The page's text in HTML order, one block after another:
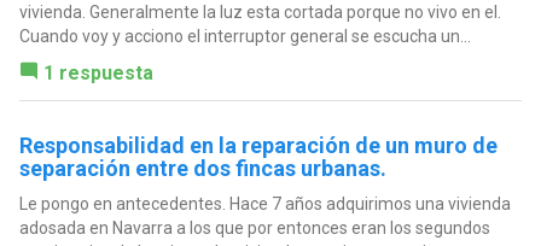
vivienda. Generalmente la luz esta cortada porque no vivo en el.
Cuando voy y acciono el interruptor general se escucha un...
1 respuesta
Responsabilidad en la reparación de un muro de
separación entre dos fincas urbanas.
Le pongo en antecedentes. Hace 7 años adquirimos una vivienda
adosada en Navarra a los que por entonces eran los segundos